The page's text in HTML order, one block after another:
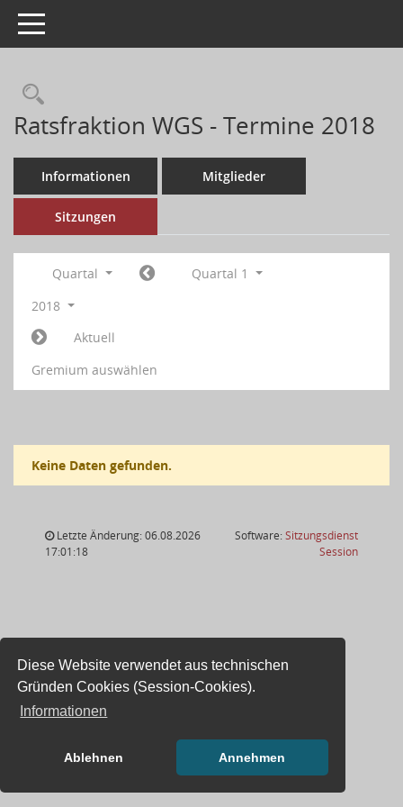
Diese Website verwendet aus technischen
Gründen Cookies (Session-Cookies).
Informationen
Ablehnen Annehmen
Toggle navigation
Ratsfraktion WGS - Termine 2018
Informationen Mitglieder
Sitzungen
Quartal
Quartal 1
2018
Aktuell
Gremium auswählen
Keine Daten gefunden.
Letzte Änderung: 06.08.2026
17:01:18
Software:Sitzungsdienst
Session(Wird in